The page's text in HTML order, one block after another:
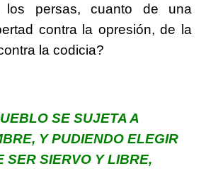
los persas, cuanto de una
contra la opresión, de la
la codicia?
SE SUJETA A
Y PUDIENDO ELEGIR
SER SIERVO Y LIBRE,